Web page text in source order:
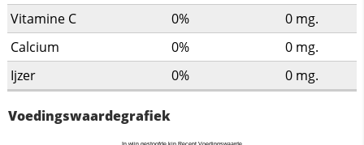
Vitamine C 0% 0 mg.
Calcium
0% 0 mg.
Ijzer
0% 0 mg.
Voedingswaardegrafiek